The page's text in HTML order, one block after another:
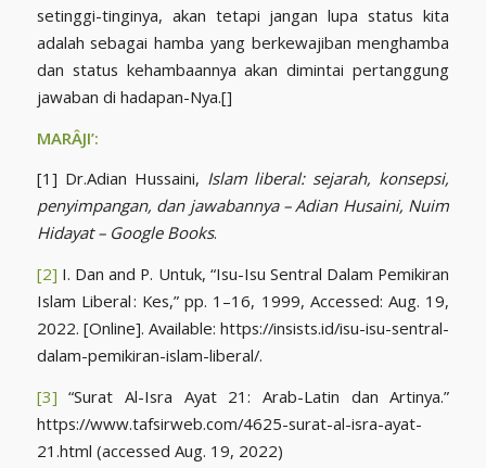
setinggi-tinginya, akan tetapi jangan lupa status kita
adalah sebagai hamba yang berkewajiban menghamba
dan status kehambaannya akan dimintai pertanggung
jawaban di hadapan-Nya.[]
MARÂJI’:
[1] Dr.Adian Hussaini, Islam liberal: sejarah, konsepsi,
penyimpangan, dan jawabannya – Adian Husaini, Nuim
Hidayat – Google Books.
[2] I. Dan and P. Untuk, “Isu-Isu Sentral Dalam Pemikiran
Islam Liberal : Kes,” pp. 1–16, 1999, Accessed: Aug. 19,
2022. [Online]. Available: https://insists.id/isu-isu-sentral-
dalam-pemikiran-islam-liberal/.
[3] “Surat Al-Isra Ayat 21: Arab-Latin dan Artinya.”
https://www.tafsirweb.com/4625-surat-al-isra-ayat-
21.html (accessed Aug. 19, 2022)